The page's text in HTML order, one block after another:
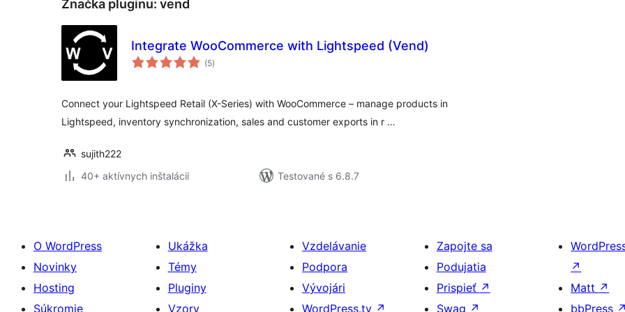
Značka pluginu: vend
Integrate WooCommerce with Lightspeed (Vend)
(5celkové
hodnotenie
)
Connect your Lightspeed Retail (X-Series) with WooCommerce – manage products in
Lightspeed, inventory synchronization, sales and customer exports in r …
sujith222
40+ aktívnych inštalácií
Testované s 6.8.7
O WordPress
Novinky
Hosting
Súkromie
Ukážka
Témy
Pluginy
Vzory
Vzdelávanie
Podpora
Vývojári
WordPress.tv ↗
Zapojte sa
Podujatia
Prispieť ↗
Swag ↗
↗
Matt ↗
bbPress ↗